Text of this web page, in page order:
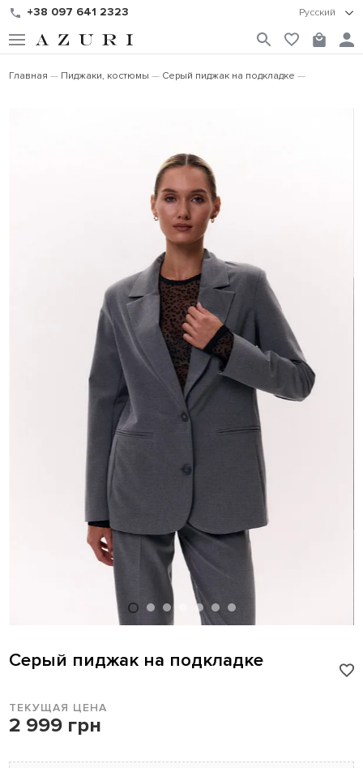
+38 097 641 2323 Русский
Главная Пиджаки, костюмы Серый пиджак на подкладке
Серый пиджак на подкладке
ТЕКУЩАЯ ЦЕНА
2 999 грн